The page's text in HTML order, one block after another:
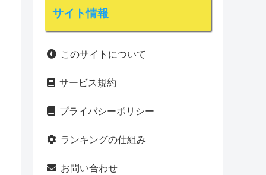
サイト情報
このサイトについて
サービス規約
プライバシーポリシー
ランキングの仕組み
お問い合わせ